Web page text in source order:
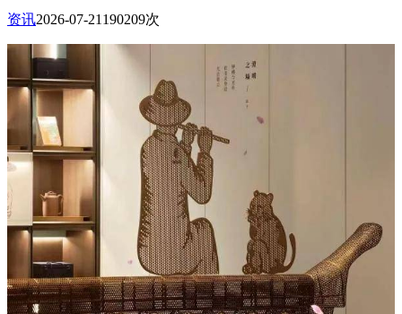
资讯2026-07-21 190209次